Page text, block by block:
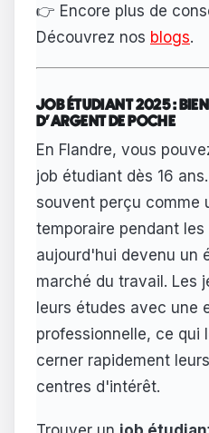
👉 Encore plus de
Découvrez nos blogs.
JOB ÉTUDIANT 2025 :
D'ARGENT DE POCHE
En Flandre, vous
job étudiant dès 16
souvent perçu comme
temporaire pendant
aujourd'hui devenu un
marché du travail. Les
leurs études avec une
professionnelle, ce qui
cerner rapidement
centres d'intérêt.